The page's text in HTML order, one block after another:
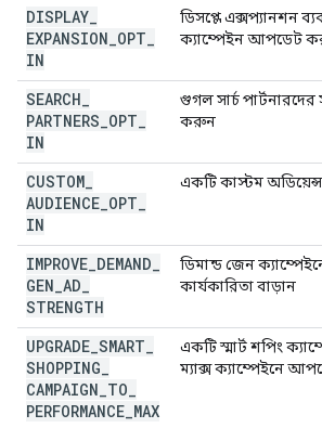
DISPLAY
EXPANSION OPT
IN
ডিসপ্লে এক্সপ্যানশন
ক্যাম্পেইন আপডেট
SEARCH
PARTNERS OPT
IN
গুগল সার্চ পার্টনারদের
করুন
CUSTOM
AUDIENCE OPT
IN
একটি কাস্টম
IMPROVE DEMAND
GEN AD
STRENGTH
ডিমান্ড জেন
কার্যকারিতা বাড়ান
UPGRADE SMART
SHOPPING
CAMPAIGN TO
PERFORMANCE MAX
একটি স্মার্ট শপিং
ম্যাক্স ক্যাম্পেইনে